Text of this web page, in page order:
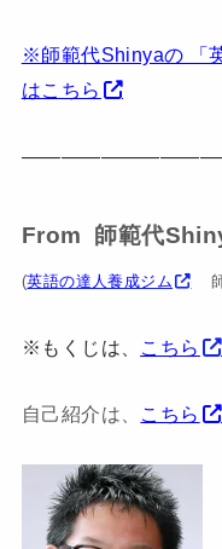
※師範代Shinyaの 「
はこちら
From 師範代
(英語の達人養成ジム
※もくじは、 こちら
自己紹介は、 こちら